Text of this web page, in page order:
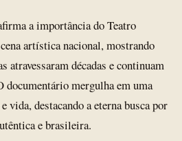
a importância do Teatro
artística nacional, mostrando
atravessaram décadas e continuam
documentário mergulha em uma
vida, destacando a eterna busca por
e brasileira.